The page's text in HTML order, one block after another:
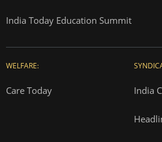
India Today Education Summit
WELFARE:
Care Today India